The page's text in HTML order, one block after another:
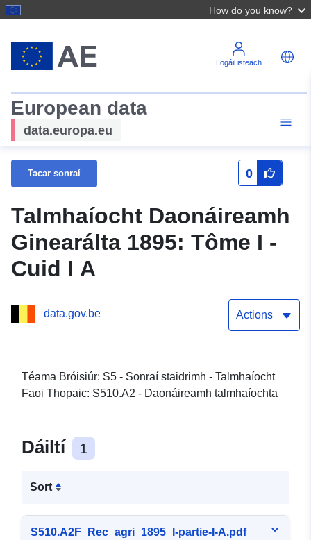
How do you know?
Logáil isteach
European data
data.europa.eu
Tacar sonraí 0
Talmhaíocht Daonáireamh
Ginearálta 1895: Tôme I -
Cuid I A
data.gov.be Actions
Téama Bróisiúr: S5 - Sonraí staidrimh - Talmhaíocht
Faoi Thopaic: S510.A2 - Daonáireamh talmhaíochta
Dáiltí 1
Sort
S510.A2F_Rec_agri_1895_I-partie-I-A.pdf